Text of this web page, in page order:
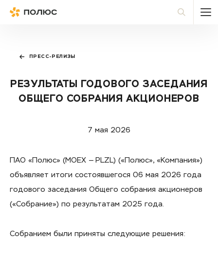
ПРЕСС-РЕЛИЗЫ
РЕЗУЛЬТАТЫ ГОДОВОГО ЗАСЕДАНИЯ
ОБЩЕГО СОБРАНИЯ АКЦИОНЕРОВ
7 мая 2026
ПАО «Полюс» (MOEX — PLZL) («Полюс», «Компания»)
объявляет итоги состоявшегося 06 мая 2026 года
годового заседания Общего собрания акционеров
(«Собрание») по результатам 2025 года.
Собранием были приняты следующие решения: